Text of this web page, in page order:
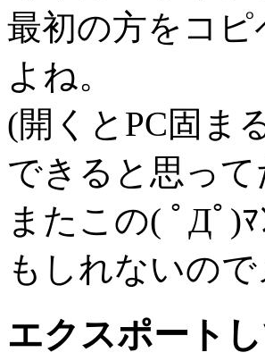
最初の方をコ
よね。
(開くとPC固ま
できると思っ
またこの( ﾟДﾟ)
もしれないので
エクスポート